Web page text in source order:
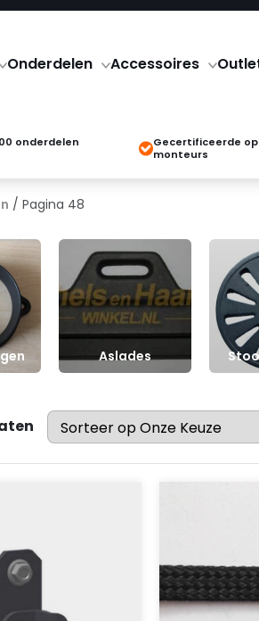
Onderdelen Accessoires
onderdelen
Gecertificeerde
monteurs
/ Pagina 48
Aslades